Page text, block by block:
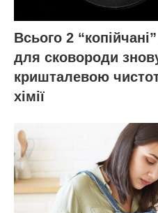
Всього 2
для сковороди
кришталевою
хімії